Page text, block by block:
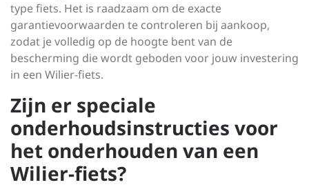
type fiets. Het is raadzaam om de exacte
garantievoorwaarden te controleren bij aankoop,
zodat je volledig op de hoogte bent van de
bescherming die wordt geboden voor jouw investering
in een Wilier-fiets.
Zijn er speciale
onderhoudsinstructies voor
het onderhouden van een
Wilier-fiets?